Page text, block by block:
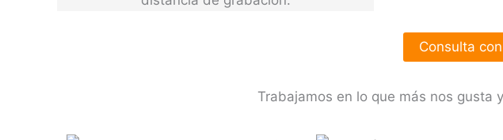
Consulta
Trabajamos en lo que más nos gusta